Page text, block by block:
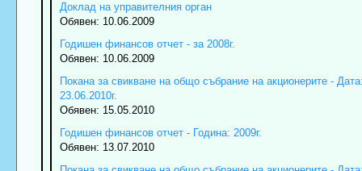
Доклад на управителния орган
Обявен: 10.06.2009
Годишен финансов отчет - за 2008г.
Обявен: 10.06.2009
Покана за свикване на общо събрание на акционерите -
23.06.2010г.
Обявен: 15.05.2010
Годишен финансов отчет - Година: 2009г.
Обявен: 13.07.2010